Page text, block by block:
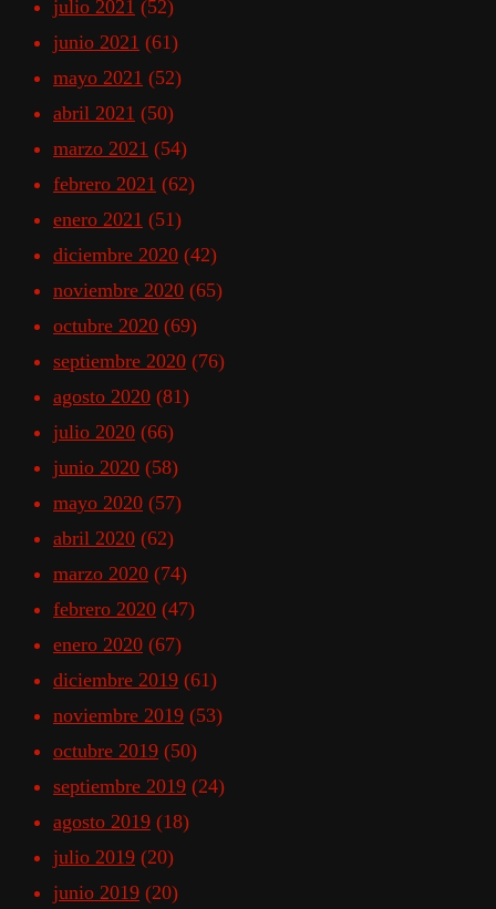
julio 2021 (52)
junio 2021 (61)
mayo 2021 (52)
abril 2021 (50)
marzo 2021 (54)
febrero 2021 (62)
enero 2021 (51)
diciembre 2020 (42)
noviembre 2020 (65)
octubre 2020 (69)
septiembre 2020 (76)
agosto 2020 (81)
julio 2020 (66)
junio 2020 (58)
mayo 2020 (57)
abril 2020 (62)
marzo 2020 (74)
febrero 2020 (47)
enero 2020 (67)
diciembre 2019 (61)
noviembre 2019 (53)
octubre 2019 (50)
septiembre 2019 (24)
agosto 2019 (18)
julio 2019 (20)
junio 2019 (20)